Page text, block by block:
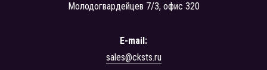
Молодогвардейцев 7/3, офис 320
E-mail:
sales@cksts.ru